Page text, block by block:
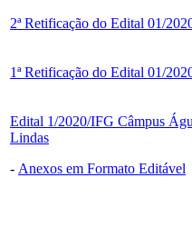
2ª Retificação do Edital 01/
1ª Retificação do Edital 01/
Edital 1/2020/IFG Câmpus
Lindas
- Anexos em Formato Editável